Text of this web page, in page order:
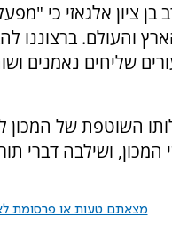
ציון אלגאזי כי
הארץ והעולם.
שליחים נאמנים
השוטפת של המכון
המכון, ושילבה דברי
מצאתם טעות או פרסומת לא